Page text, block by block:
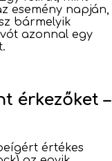
esemény napján,
bármelyik
azonnal egy
érkezőket –
értékes